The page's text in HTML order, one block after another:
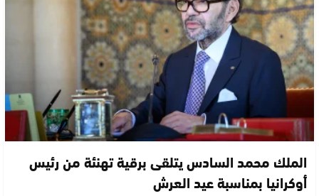
الملك محمد السادس يتلقى برقية تهنئة من رئيس
أوكرانيا بمناسبة عيد العرش